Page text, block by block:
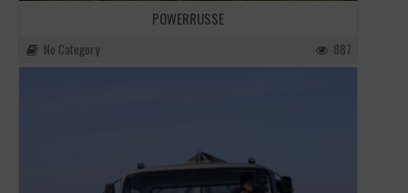
POWERRUSSE
No Category 887